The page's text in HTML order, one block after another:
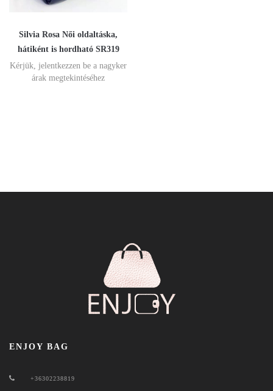
Silvia Rosa Női oldaltáska,
hátiként is hordható SR319
Kérjük, jelentkezzen be a nagyker
árak megtekintéséhez
ENJOY BAG
+36302238819